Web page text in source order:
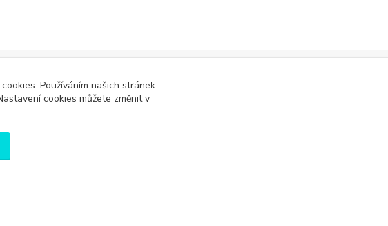
správce daně online; v případě technického výpadku pak nejpozději do 48 hodin
Používáním našich stránek
cookies můžete změnit v